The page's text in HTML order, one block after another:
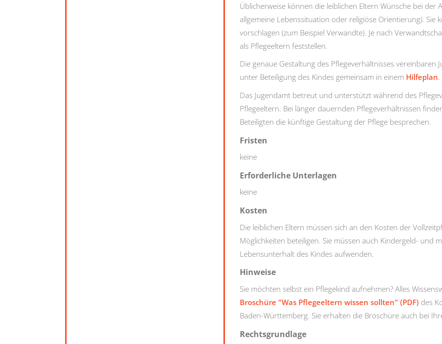
Üblicherweise können die leiblichen Eltern Wünsche bei der
allgemeine Lebenssituation oder religiöse Orientierung). Sie
vorschlagen (zum Beispiel Verwandte). Je nach
als Pflegeeltern feststellen.
Die genaue Gestaltung des Pflegeverhältnisses vereinbaren
unter Beteiligung des Kindes gemeinsam in einem Hilfeplan.
Das Jugendamt betreut und unterstützt während des
Pflegeeltern. Bei länger dauernden Pflegeverhältnissen
Beteiligten die künftige Gestaltung der Pflege besprechen.
Fristen
keine
Erforderliche Unterlagen
keine
Kosten
Die leiblichen Eltern müssen sich an den Kosten der
Möglichkeiten beteiligen. Sie müssen auch Kindergeld- und
Lebensunterhalt des Kindes aufwenden.
Hinweise
Sie möchten selbst ein Pflegekind aufnehmen? Alles
Broschüre "Was Pflegeeltern wissen sollten" (PDF) des
Baden-Württemberg. Sie erhalten die Broschüre auch bei
Rechtsgrundlage